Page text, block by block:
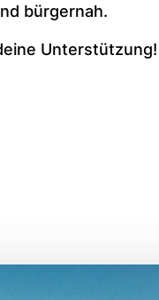
bürgernah.
Unterstützung!